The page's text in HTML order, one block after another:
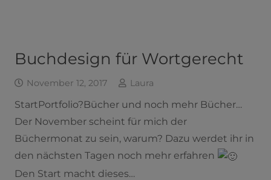
Buchdesign für Wortgerecht
November 12, 2017 Laura
StartPortfolio?Bücher und noch mehr Bücher…
Der November scheint für mich der
Büchermonat zu sein, warum? Dazu werdet ihr in
den nächsten Tagen noch mehr erfahren
Den Start macht dieses…